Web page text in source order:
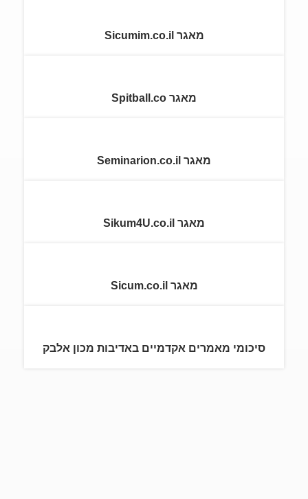
מאגר Sicumim.co.il
מאגר Spitball.co
מאגר Seminarion.co.il
מאגר Sikum4U.co.il
מאגר Sicum.co.il
סיכומי מאמרים אקדמיים באדיבות מכון אלבק